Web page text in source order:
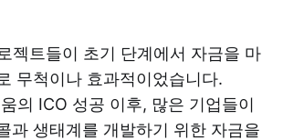
젝트들이 초기 단계에서 자금을 마
무척이나 효과적이었습니다.
의 ICO 성공 이후, 많은 기업들이
과 생태계를 개발하기 위한 자금을